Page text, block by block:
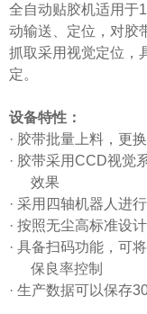
全自动贴胶机适用于
动输送、定位，对胶
抓取采用视觉定位，
定。
设备特性：
· 胶带批量上料，更
· 胶带采用CCD视觉
效果
· 采用四轴机器人进
· 按照无尘高标准设
· 具备扫码功能，可
保良率控制
· 生产数据可以保存